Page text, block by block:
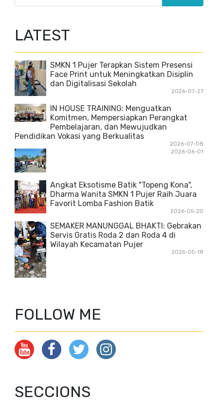
LATEST
SMKN 1 Pujer Terapkan Sistem Presensi
Face Print untuk Meningkatkan Disiplin
dan Digitalisasi Sekolah
2026-07-27
IN HOUSE TRAINING: Menguatkan
Komitmen, Mempersiapkan Perangkat
Pembelajaran, dan Mewujudkan
Pendidikan Vokasi yang Berkualitas
2026-07-08
2026-06-01
Angkat Eksotisme Batik "Topeng Kona",
Dharma Wanita SMKN 1 Pujer Raih Juara
Favorit Lomba Fashion Batik
2026-05-20
SEMAKER MANUNGGAL BHAKTI: Gebrakan
Servis Gratis Roda 2 dan Roda 4 di
Wilayah Kecamatan Pujer
2026-05-18
FOLLOW ME
SECCIONS